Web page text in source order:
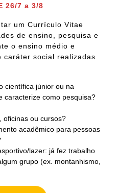
26/7 a 3/8
um Currículo Vitae
de ensino, pesquisa e
o ensino médio e
caráter social realizadas
científica júnior ou na
caracterize como pesquisa?
oficinas ou cursos?
acadêmico para pessoas
lazer: já fez trabalho
grupo (ex. montanhismo,